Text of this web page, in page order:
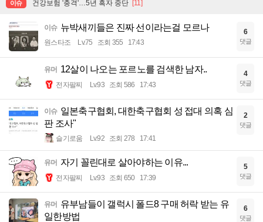
이슈 건강보험 '충격'…5년 흑자 중단 [11]
이슈 뉴박새끼들은 진짜 선이라는걸 모르나
원스타조 Lv.75 조회 355 17:43
6
댓글
유머 12살이 나오는 포르노를 검색한 남자..
전자팔찌 Lv.93 조회 586 17:43
4
댓글
이슈 일본축구협회, 대한축구협회 성 접대 의혹 심
판 조사"
슬기로움 Lv.92 조회 278 17:41
2
댓글
유머 자기 꼴린대로 살아야하는 이유...
전자팔찌 Lv.93 조회 650 17:39
5
댓글
유머 유부남들이 갤럭시 폴드8 구매 허락 받는 유
일한방법
6
댓글